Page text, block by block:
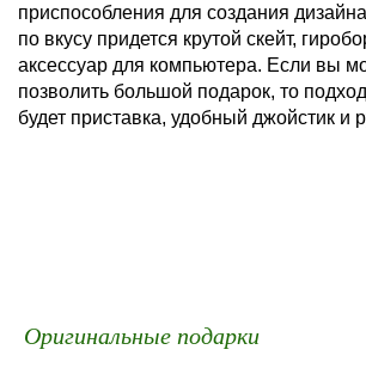
приспособления для создания
по вкусу придется крутой скейт,
аксессуар для компьютера. Если вы
позволить большой подарок, то
будет приставка, удобный джойстик и
Оригинальные подарки